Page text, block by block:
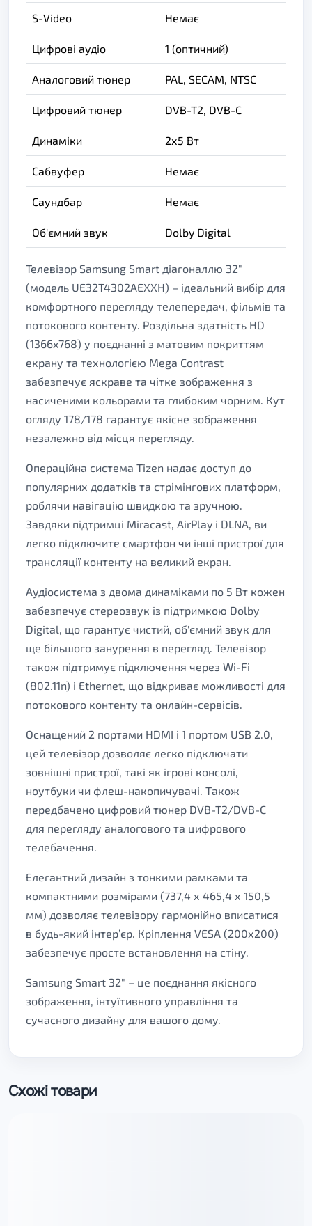
S-Video Немає
Цифрові аудіо 1 (оптичний)
Аналоговий тюнер PAL, SECAM, NTSC
Цифровий тюнер DVB-T2, DVB-C
Динаміки 2х5 Вт
Сабвуфер Немає
Саундбар Немає
Об'ємний звук Dolby Digital
Телевізор Samsung Smart діагоналлю 32"
(модель UE32T4302AEXXH) – ідеальний вибір для
комфортного перегляду телепередач, фільмів та
потокового контенту. Роздільна здатність HD
(1366x768) у поєднанні з матовим покриттям
екрану та технологією Mega Contrast
забезпечує яскраве та чітке зображення з
насиченими кольорами та глибоким чорним. Кут
огляду 178/178 гарантує якісне зображення
незалежно від місця перегляду.
Операційна система Tizen надає доступ до
популярних додатків та стрімінгових платформ,
роблячи навігацію швидкою та зручною.
Завдяки підтримці Miracast, AirPlay і DLNA, ви
легко підключите смартфон чи інші пристрої для
трансляції контенту на великий екран.
Аудіосистема з двома динаміками по 5 Вт кожен
забезпечує стереозвук із підтримкою Dolby
Digital, що гарантує чистий, об'ємний звук для
ще більшого занурення в перегляд. Телевізор
також підтримує підключення через Wi-Fi
(802.11n) і Ethernet, що відкриває можливості для
потокового контенту та онлайн-сервісів.
Оснащений 2 портами HDMI і 1 портом USB 2.0,
цей телевізор дозволяє легко підключати
зовнішні пристрої, такі як ігрові консолі,
ноутбуки чи флеш-накопичувачі. Також
передбачено цифровий тюнер DVB-T2/DVB-C
для перегляду аналогового та цифрового
телебачення.
Елегантний дизайн з тонкими рамками та
компактними розмірами (737,4 х 465,4 х 150,5
мм) дозволяє телевізору гармонійно вписатися
в будь-який інтер’єр. Кріплення VESA (200х200)
забезпечує просте встановлення на стіну.
Samsung Smart 32" – це поєднання якісного
зображення, інтуїтивного управління та
сучасного дизайну для вашого дому.
Схожі товари